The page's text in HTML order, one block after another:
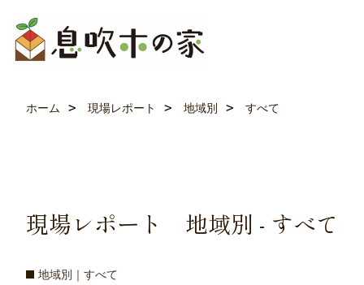
ホーム 現場レポート 地域別 すべて
現場レポート 地域別 - すべて
地域別｜すべて